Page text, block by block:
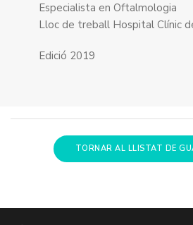
Especialista en Oftalmologia
Lloc de treball Hospital Clínic
Edició 2019
TORNAR AL LLISTAT DE